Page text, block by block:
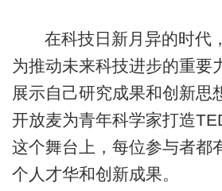
在科技日新月异的时代
为推动未来科技进步的重要
展示自己研究成果和创新思
开放麦为青年科学家打造
这个舞台上，每位参与者都
个人才华和创新成果。